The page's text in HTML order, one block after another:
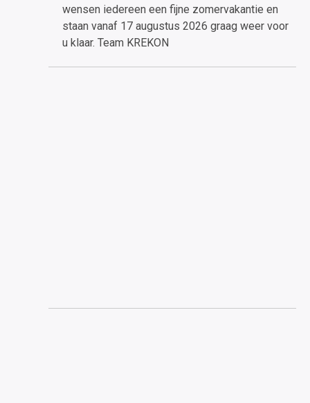
wensen iedereen een fijne zomervakantie en
staan vanaf 17 augustus 2026 graag weer voor
u klaar. Team KREKON